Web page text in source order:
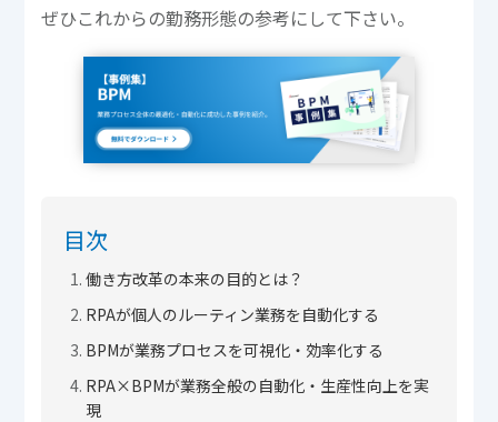
ぜひこれからの勤務形態の参考にして下さい。
目次
働き方改革の本来の目的とは？
RPAが個人のルーティン業務を自動化する
BPMが業務プロセスを可視化・効率化する
RPA×BPMが業務全般の自動化・生産性向上を実
現